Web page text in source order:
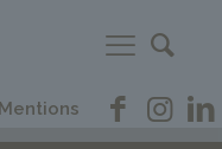
Mentions